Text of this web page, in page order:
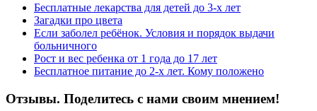
Бесплатные лекарства для детей до 3-х лет
Загадки про цвета
Если заболел ребёнок. Условия и порядок выдачи
больничного
Рост и вес ребенка от 1 года до 17 лет
Бесплатное питание до 2-х лет. Кому положено
Отзывы. Поделитесь с нами своим мнением!